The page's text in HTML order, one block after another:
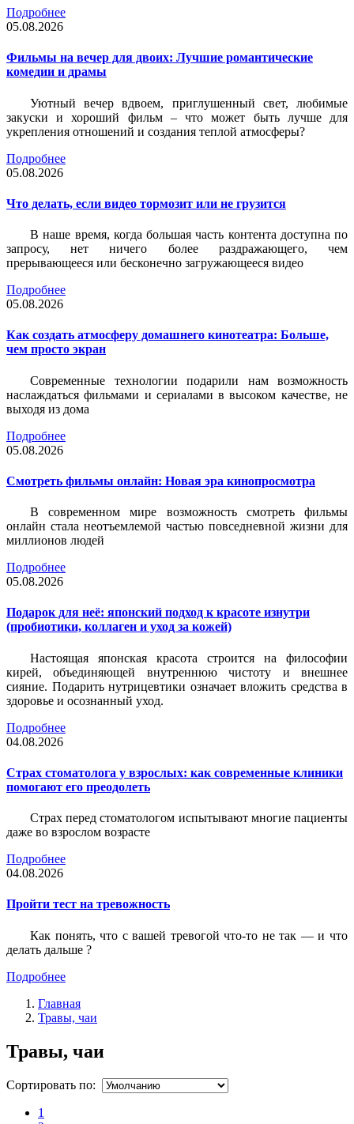
Подробнее
05.08.2026
Фильмы на вечер для двоих: Лучшие романтические
комедии и драмы
Уютный вечер вдвоем, приглушенный свет, любимые
закуски и хороший фильм – что может быть лучше для
укрепления отношений и создания теплой атмосферы?
Подробнее
05.08.2026
Что делать, если видео тормозит или не грузится
В наше время, когда большая часть контента доступна по
запросу, нет ничего более раздражающего, чем
прерывающееся или бесконечно загружающееся видео
Подробнее
05.08.2026
Как создать атмосферу домашнего кинотеатра: Больше,
чем просто экран
Современные технологии подарили нам возможность
наслаждаться фильмами и сериалами в высоком качестве, не
выходя из дома
Подробнее
05.08.2026
Смотреть фильмы онлайн: Новая эра кинопросмотра
В современном мире возможность смотреть фильмы
онлайн стала неотъемлемой частью повседневной жизни для
миллионов людей
Подробнее
05.08.2026
Подарок для неё: японский подход к красоте изнутри
(пробиотики, коллаген и уход за кожей)
Настоящая японская красота строится на философии
кирей, объединяющей внутреннюю чистоту и внешнее
сияние. Подарить нутрицевтики означает вложить средства в
здоровье и осознанный уход.
Подробнее
04.08.2026
Страх стоматолога у взрослых: как современные клиники
помогают его преодолеть
Страх перед стоматологом испытывают многие пациенты
даже во взрослом возрасте
Подробнее
04.08.2026
Пройти тест на тревожность
Как понять, что с вашей тревогой что-то не так — и что
делать дальше ?
Подробнее
Главная
Травы, чаи
Травы, чаи
Сортировать по:
1